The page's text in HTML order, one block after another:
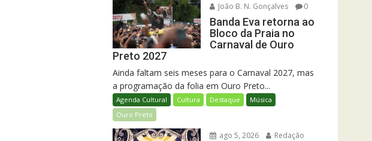
João B. N. Gonçalves
0
Banda Eva retorna ao
Bloco da Praia no
Carnaval de Ouro
Preto 2027
Ainda faltam seis meses para o Carnaval 2027, mas
a programação da folia em Ouro Preto...
Agenda Cultural Cultura Destaque
Música
Ouro Preto
ago 5, 2026
Redação